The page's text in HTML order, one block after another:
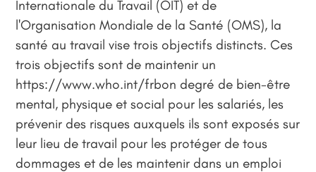
Internationale du Travail (OIT) et de
l'Organisation Mondiale de la Santé (OMS), la
santé au travail vise trois objectifs distincts. Ces
trois objectifs sont de maintenir un
https://www.who.int/frbon degré de bien-être
mental, physique et social pour les salariés, les
prévenir des risques auxquels ils sont exposés sur
leur lieu de travail pour les protéger de tous
dommages et de les maintenir dans un emploi